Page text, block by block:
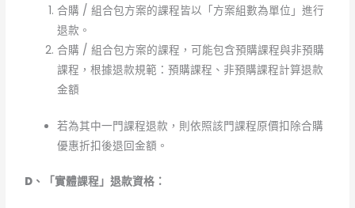
合購 / 組合包方案的課程皆以「方案組數為單位」進行
退款。
合購 / 組合包方案的課程，可能包含預購課程與非預購
課程，根據退款規範：預購課程、非預購課程計算退款
金額
若為其中一門課程退款，則依照該門課程原價扣除合購
優惠折扣後退回金額。
D 、「實體課程」退款資格：